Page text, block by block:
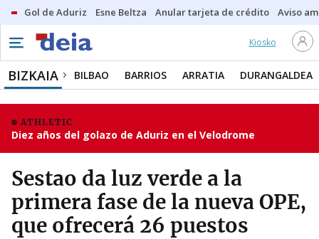
Gol de Aduriz Esne Beltza Anular tarjeta de crédito Aviso
Kiosko
BIZKAIA BILBAO BARRIOS ARRATIA DURANGALDEA
ATHLETIC
Diez años del golazo de Aduriz en el Velodrome
Sestao da luz verde a la
primera fase de la nueva OPE,
que ofrecerá 26 puestos